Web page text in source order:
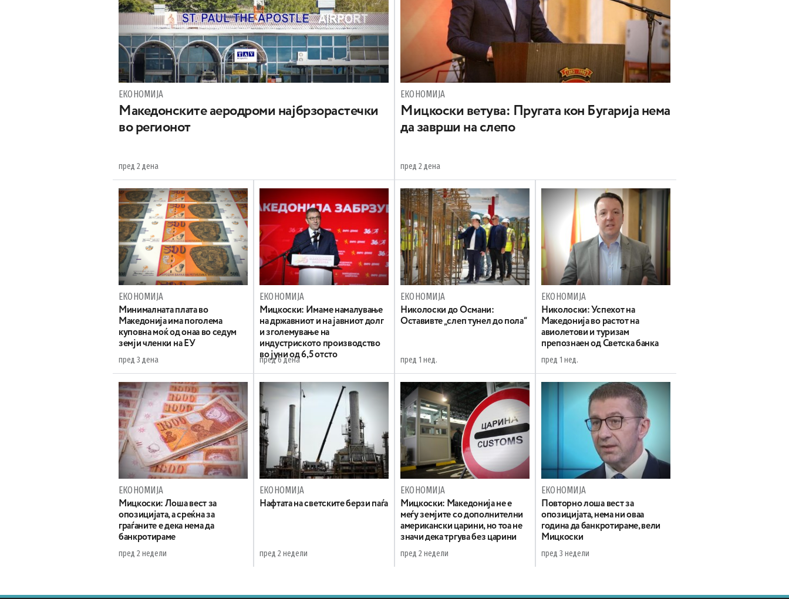
ЕКОНОМИЈА
Maкедонските аеродроми најбрзорастечки
во регионот
пред 2 дена
ЕКОНОМИЈА
Mицкоски ветува: Пругата кон Бугарија нема
да заврши на слепо
пред 2 дена
ЕКОНОМИЈА
Минималната плата во
Македонија има поголема
куповна моќ од онаа во седум
земји членки на ЕУ
пред 3 дена
ЕКОНОМИЈА
Mицкоски: Имаме намалување
на државниот и на јавниот долг
и зголемување на
индустриското производство
во јуни од 6,5 отсто
пред 6 дена
ЕКОНОМИЈА
Николоски до Османи:
Oставивте „слеп тунел до пола“
пред 1 нед.
ЕКОНОМИЈА
Николоски: Успехот на
Македонија во растот на
авиолетови и туризам
препознаен од Светска банка
пред 1 нед.
ЕКОНОМИЈА
Мицкоски: Лоша вест за
опозицијата, а среќна за
граѓаните е дека нема да
банкротираме
пред 2 недели
ЕКОНОМИЈА
Нафтата на светските берзи паѓа
пред 2 недели
ЕКОНОМИЈА
Мицкоски: Македонија не е
меѓу земјите со дополнителни
американски царини, но тоа не
значи дека тргува без царини
пред 2 недели
ЕКОНОМИЈА
Повторно лоша вест за
опозицијата, нема ни оваа
година да банкротираме, вели
Мицкоски
пред 3 недели